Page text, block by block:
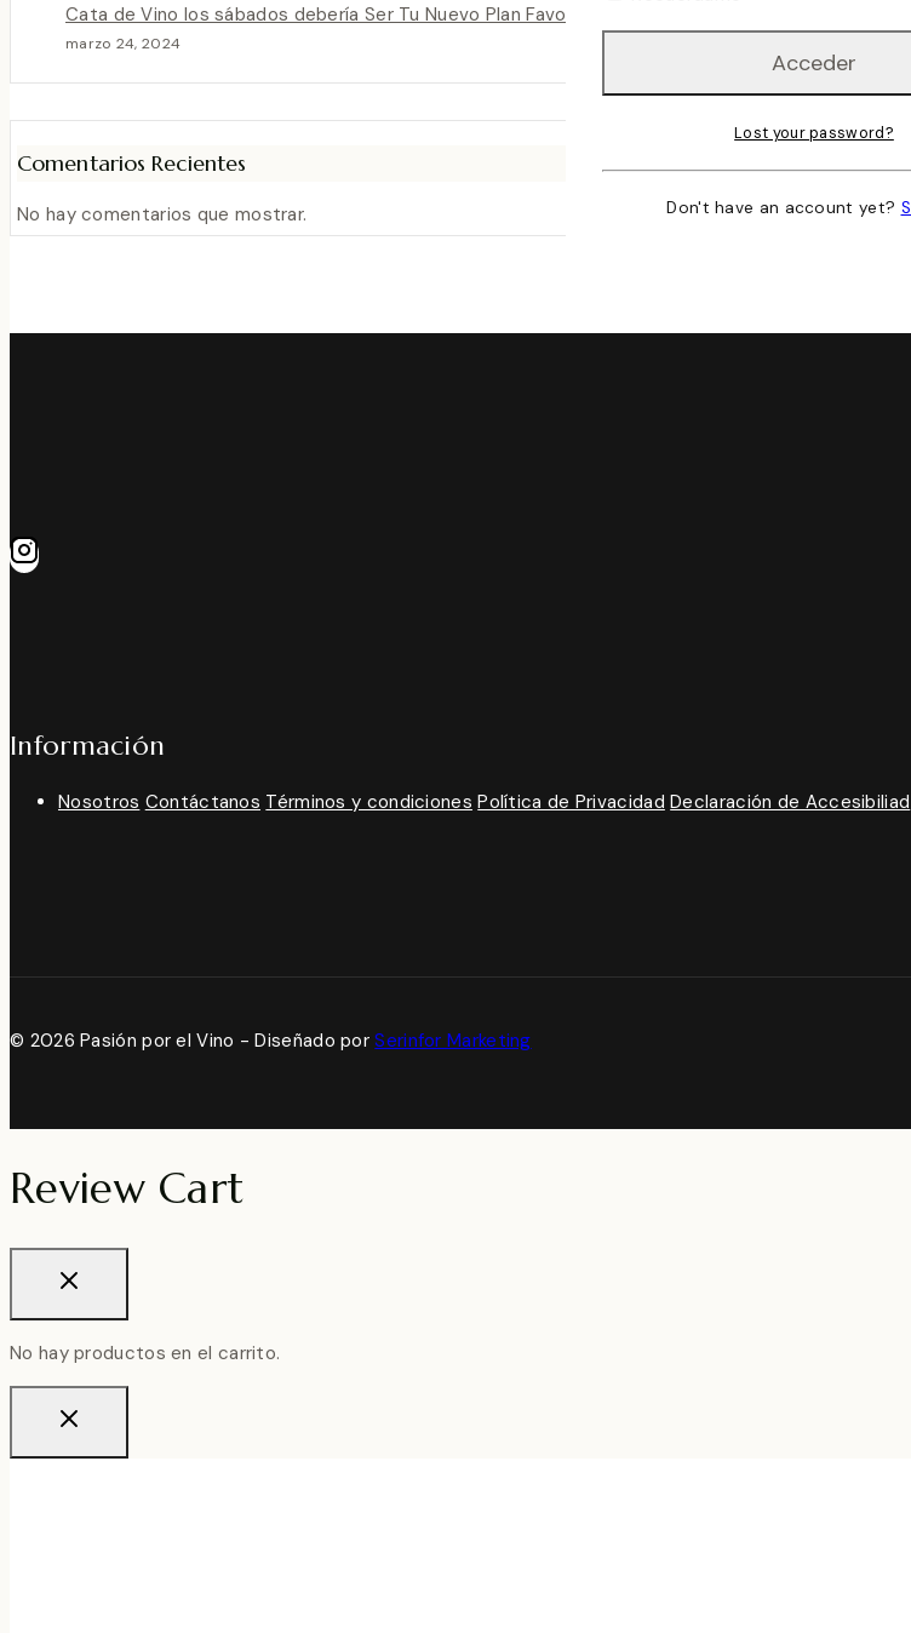
Cata de Vino los sábados debería Ser Tu Nuevo Plan Favorito
marzo 24, 2024
Comentarios Recientes
No hay comentarios que mostrar.
Información
Nosotros Contáctanos Términos y condiciones Política de Privacidad Declaración de Accesibiliad
© 2026 Pasión por el Vino - Diseñado porSerinfor Marketing
Review Cart
No hay productos en el carrito.
Lost your password?
Don't have an account yet?